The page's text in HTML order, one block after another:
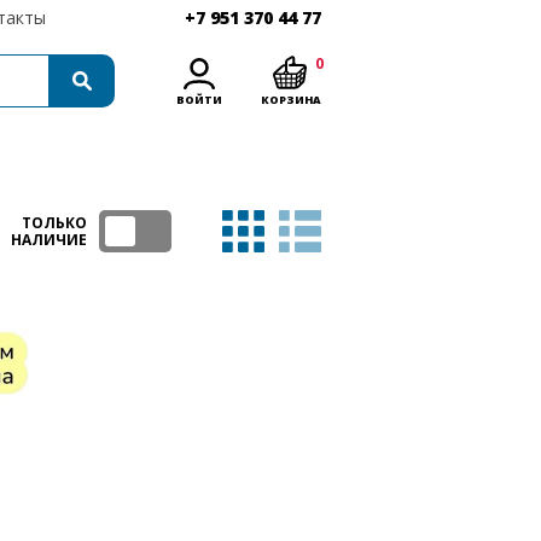
+7 951 370 44 77
ВОЙТИ КОРЗИНА
0
ТОЛЬКО
НАЛИЧИЕ